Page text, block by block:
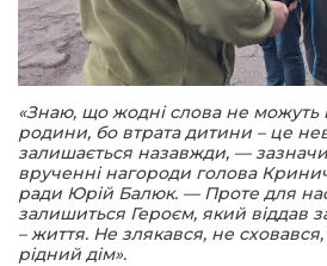
«Знаю, що жодні слова не можуть
родини, бо втрата дитини – це
залишається назавжди, —
врученні нагороди голова
ради Юрій Балюк. — Проте для
залишиться Героєм, який віддав
– життя. Не злякався, не
рідний дім».